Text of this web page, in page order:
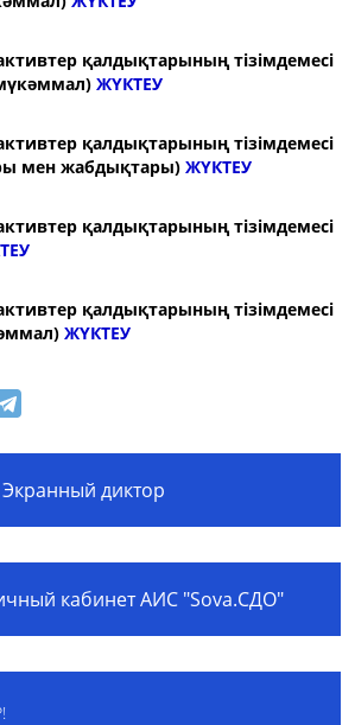
қалдықтарының тізімдемесі
мүкәммал) ЖҮКТЕУ
қалдықтарының тізімдемесі
мен жабдықтары) ЖҮКТЕУ
қалдықтарының тізімдемесі
қалдықтарының тізімдемесі
) ЖҮКТЕУ
Экранный диктор
кабинет АИС "Sova.СДО"